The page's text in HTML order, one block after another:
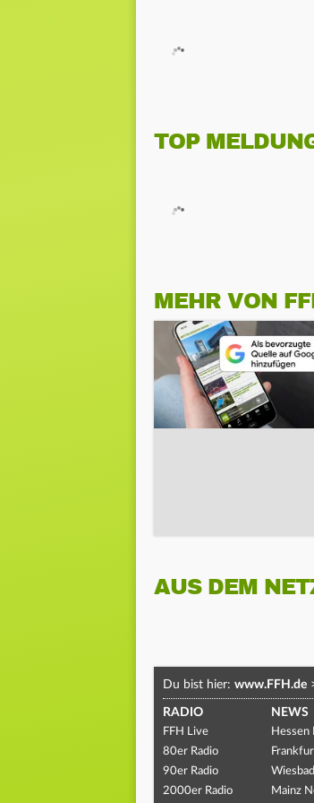
TOP
MEHR VON
AUS DEM
Du bist hier: www.FFH.de
RADIO
FFH Live
80er Radio
90er Radio
2000er Radio
NEWS
Hessen
Mainz